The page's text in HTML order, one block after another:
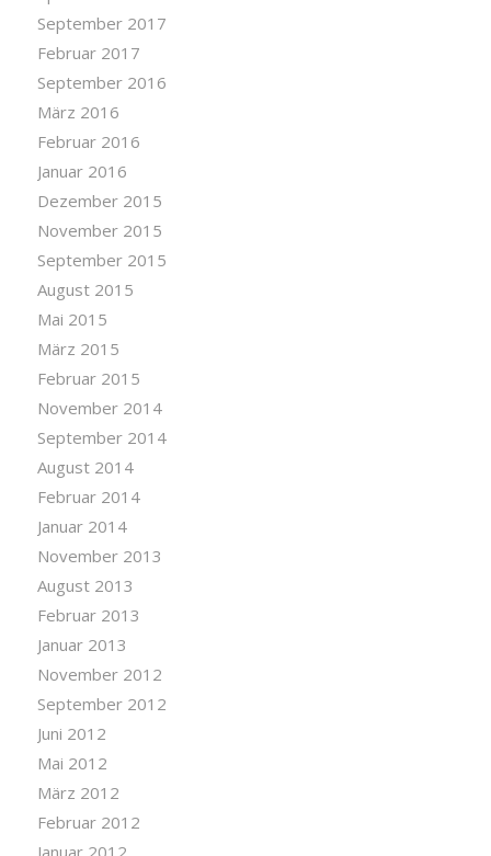
September 2017
Februar 2017
September 2016
März 2016
Februar 2016
Januar 2016
Dezember 2015
November 2015
September 2015
August 2015
Mai 2015
März 2015
Februar 2015
November 2014
September 2014
August 2014
Februar 2014
Januar 2014
November 2013
August 2013
Februar 2013
Januar 2013
November 2012
September 2012
Juni 2012
Mai 2012
März 2012
Februar 2012
Januar 2012